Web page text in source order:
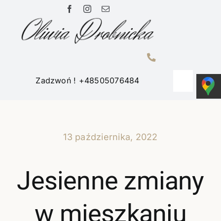
zawartości
Zadzwoń ! +48505076484
Toggle
O mnie
13 października, 2022
Jesienne zmiany
w mieszkaniu